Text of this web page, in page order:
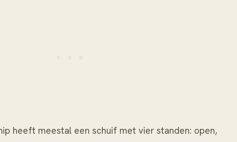
heeft meestal een schuif met vier standen: open,